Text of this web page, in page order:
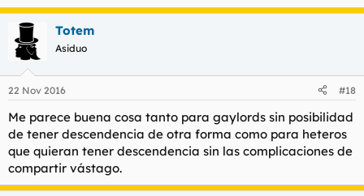
Totem
Asiduo
22 Nov 2016 #18
Me parece buena cosa tanto para gaylords sin posibilidad
de tener descendencia de otra forma como para heteros
que quieran tener descendencia sin las complicaciones de
compartir vástago.